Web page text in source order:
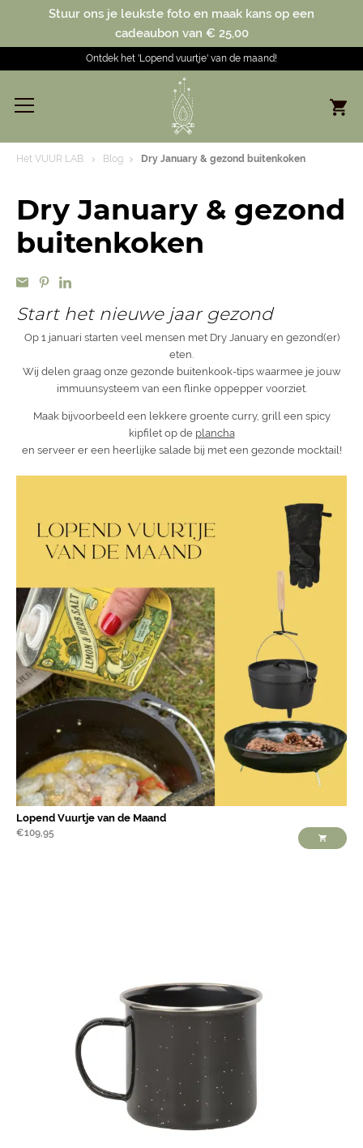
Stuur ons je leukste foto en maak kans op een
cadeaubon van € 25,00
Ontdek het 'Lopend vuurtje' van de maand!
Het VUUR LAB. Blog Dry January & gezond buitenkoken
Dry January & gezond
buitenkoken
Start het nieuwe jaar gezond
Op 1 januari starten veel mensen met Dry January en gezond(er)
eten.
Wij delen graag onze gezonde buitenkook-tips waarmee je jouw
immuunsysteem van een flinke oppepper voorziet.
Maak bijvoorbeeld een lekkere groente curry, grill een spicy
kipfilet op de plancha
en serveer er een heerlijke salade bij met een gezonde mocktail!
Lopend Vuurtje van de Maand
€109,95